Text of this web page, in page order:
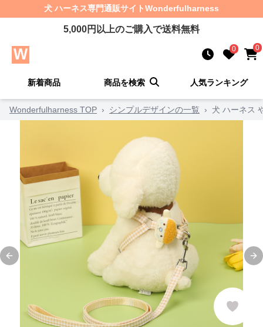
犬 ハーネス専門通販サイトWonderfulharness
5,000円以上のご購入で送料無料
0 0
新着商品 商品を検索 人気ランキング
Wonderfulharness TOP › シンプルデザインの一覧 › 犬 ハーネス
Previous slide